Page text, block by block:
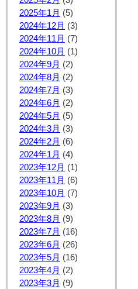
2025年1月 (5)
2024年12月 (3)
2024年11月 (7)
2024年10月 (1)
2024年9月 (2)
2024年8月 (2)
2024年7月 (3)
2024年6月 (2)
2024年5月 (5)
2024年3月 (3)
2024年2月 (6)
2024年1月 (4)
2023年12月 (1)
2023年11月 (6)
2023年10月 (7)
2023年9月 (3)
2023年8月 (9)
2023年7月 (16)
2023年6月 (26)
2023年5月 (16)
2023年4月 (2)
2023年3月 (9)